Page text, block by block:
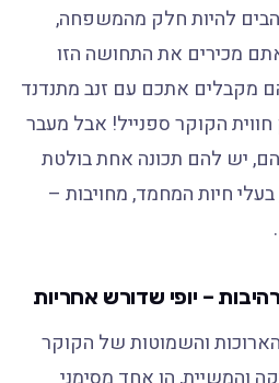
להיות חלק מהמשפחה,
מכירים את התחושה הזו
מקבלים אתכם עם זנב מתנדנד
חווית הקוקר ספנייל! אבל מעבר
יש להם תכונה אחת בולטת
חיות המחמד, מחויבות –
– יופי שדורש אחריות
והשמוטות של הקוקר